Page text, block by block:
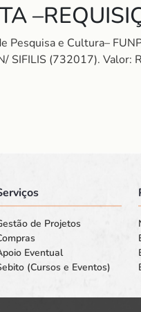
e Cultura–
SIFILIS (732017).
de Projetos
Eventual
(Cursos e Eventos)